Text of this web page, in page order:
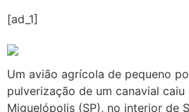
[ad_1]
Um avião agrícola de pequeno
pulverização de um canavial caiu
Miguelópolis (SP), no interior de